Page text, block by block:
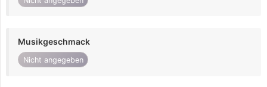
Musikgeschmack
Nicht angegeben